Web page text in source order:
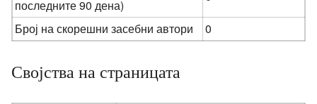
последните 90 дена)
Број на скорешни засебни автори
0
Својства на страницата